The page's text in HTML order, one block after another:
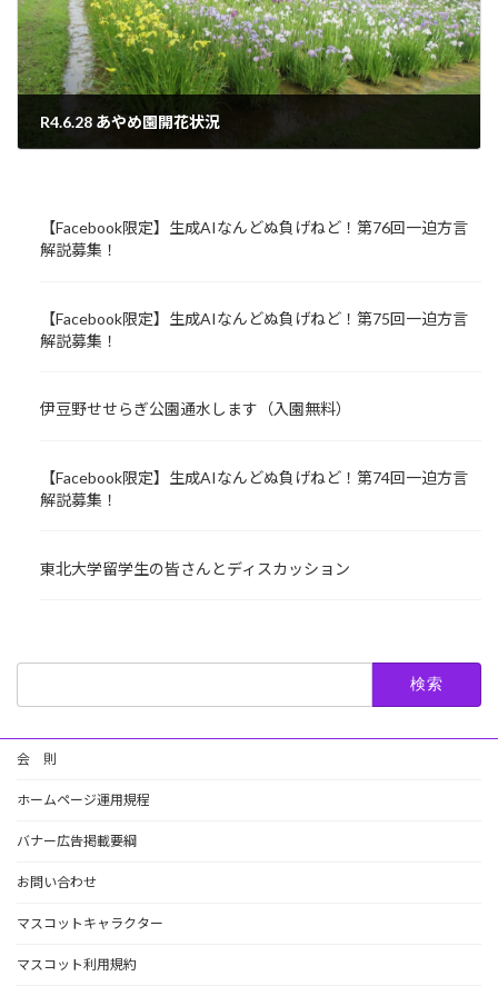
R4.6.28 あやめ園開花状況
【Facebook限定】生成AIなんどぬ負げねど！第76回一迫方言
解説募集！
【Facebook限定】生成AIなんどぬ負げねど！第75回一迫方言
解説募集！
伊豆野せせらぎ公園通水します（入園無料）
【Facebook限定】生成AIなんどぬ負げねど！第74回一迫方言
解説募集！
東北大学留学生の皆さんとディスカッション
会 則
ホームページ運用規程
バナー広告掲載要綱
お問い合わせ
マスコットキャラクター
マスコット利用規約